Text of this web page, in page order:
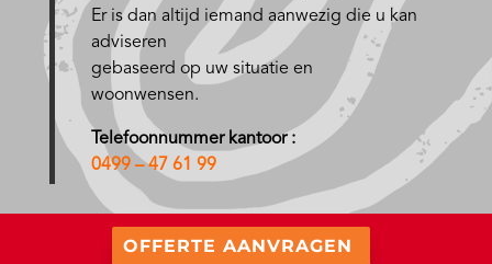
Er is dan altijd iemand aanwezig die u kan
adviseren
gebaseerd op uw situatie en
woonwensen.
Telefoonnummer kantoor :
0499 – 47 61 99
OFFERTE AANVRAGEN